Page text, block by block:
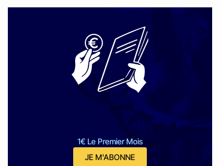
1€ Le Premier Mois
JE M'ABONNE